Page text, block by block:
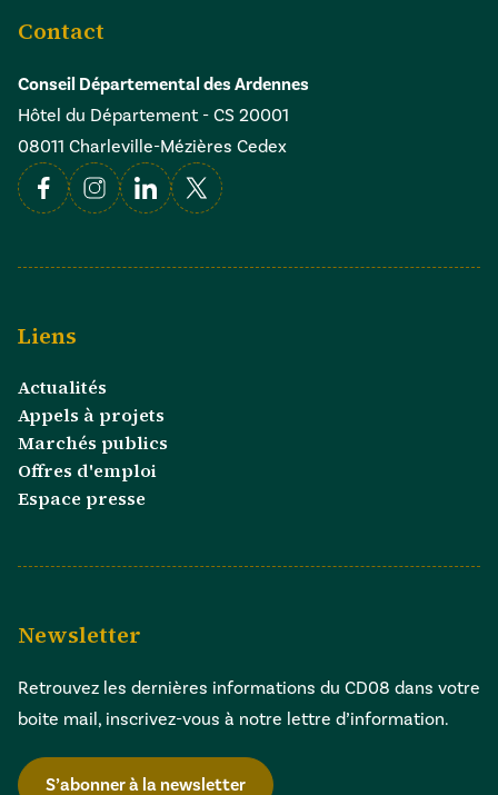
Contact
Conseil Départemental des Ardennes
Hôtel du Département - CS 20001
08011 Charleville-Mézières Cedex
FacebookInstagramLinkedin
X
Liens
Actualités
Appels à projets
Marchés publics
Offres d'emploi
Espace presse
Newsletter
Retrouvez les dernières informations du CD08 dans votre
boite mail, inscrivez-vous à notre lettre d’information.
S’abonner à la newsletter